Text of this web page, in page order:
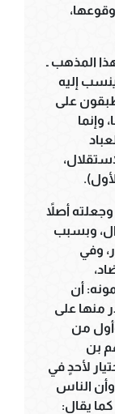
المذهب ـ
إليه
على
وإنما
أصلاً
وبسبب
وفي
أن
منها على
من
بن
لأحدٍ في
وأن الناس
يقال: